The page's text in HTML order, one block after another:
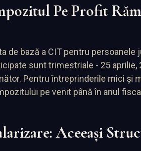
Pe Profit
de bază a CIT pentru
sunt trimestriale - 25 aprilie,
Pentru întreprinderile mici și
pe venit până în anul
Aceeași